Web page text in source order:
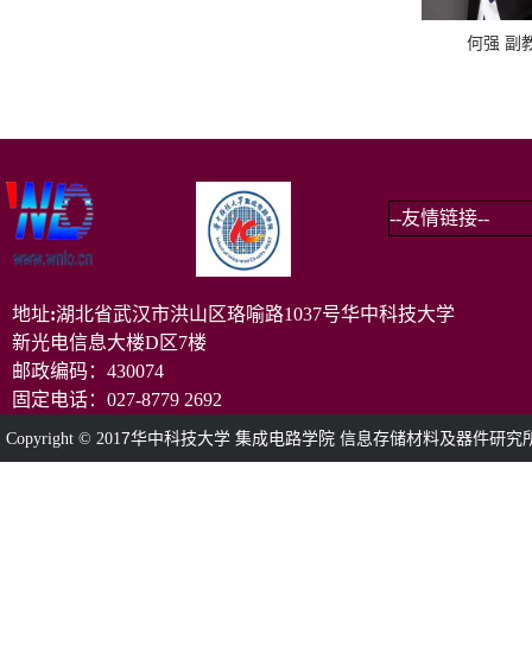
何强 副
地址:湖北省武汉市洪山区珞喻路1037号华中科技大学
新光电信息大楼D区7楼
邮政编码：430074
固定电话：027-8779 2692
Copyright © 2017华中科技大学 集成电路学院 信息存储材料及器件研究